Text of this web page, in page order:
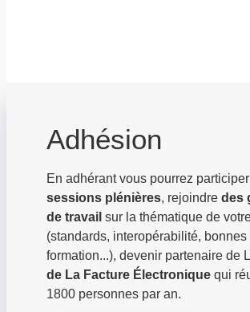
Adhésion
En adhérant vous pourrez
sessions plénières, rejoindre des
de travail sur la thématique de
(standards, interopérabilité, bonnes
formation...), devenir partenaire de
de La Facture Électronique qui
1800 personnes par an.